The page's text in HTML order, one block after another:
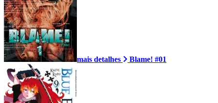
mais detalhes Blame! #01